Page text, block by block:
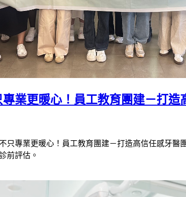
業更暖心！員工教育團建－打造
只專業更暖心！員工教育團建－打造高信任感牙
前評估。